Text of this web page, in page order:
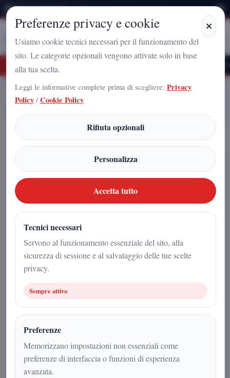
Sabato 8 Agosto 2026
StampaCampania
Nazionale a Caserta: l'uomo che sta costruendo il radicamento del
Home
Articoli
Dai segnali analogici ai modi digitali: l’evoluzione delle comunicazioni
radio
Dai segnali analogici ai modi digitali:
l’evoluzione delle comunicazioni
radio
27 novembre 2025
3min | Cultura
Preferenze privacy e cookie
Usiamo cookie tecnici necessari per il funzionamento del
sito. Le categorie opzionali vengono attivate solo in base
alla tua scelta.
Leggi le informative complete prima di scegliere: Privacy
Policy / Cookie Policy
Rifiuta opzionali
Personalizza
Accetta tutto
Tecnici necessari
Servono al funzionamento essenziale del sito, alla
sicurezza di sessione e al salvataggio delle tue scelte
privacy.
Sempre attivo
Preferenze
Memorizzano impostazioni non essenziali come
preferenze di interfaccia o funzioni di esperienza
avanzata.